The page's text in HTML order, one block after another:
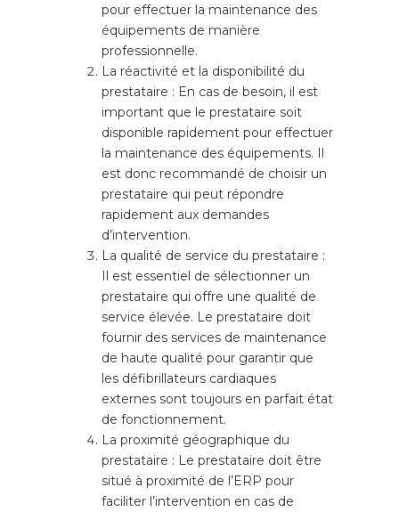
pour effectuer la maintenance des
équipements de manière
professionnelle.
La réactivité et la disponibilité du
prestataire : En cas de besoin, il est
important que le prestataire soit
disponible rapidement pour effectuer
la maintenance des équipements. Il
est donc recommandé de choisir un
prestataire qui peut répondre
rapidement aux demandes
d’intervention.
La qualité de service du prestataire :
Il est essentiel de sélectionner un
prestataire qui offre une qualité de
service élevée. Le prestataire doit
fournir des services de maintenance
de haute qualité pour garantir que
les défibrillateurs cardiaques
externes sont toujours en parfait état
de fonctionnement.
La proximité géographique du
prestataire : Le prestataire doit être
situé à proximité de l’ERP pour
faciliter l’intervention en cas de